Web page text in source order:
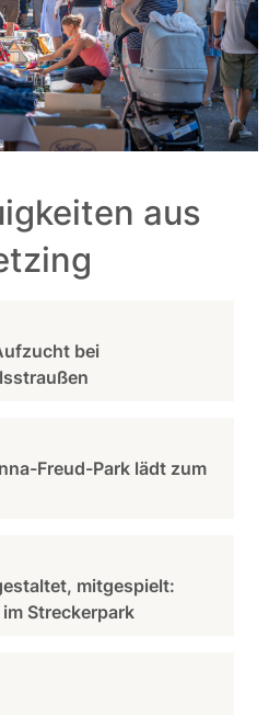
aus
bei
Freud-Park lädt zum
mitgespielt:
Streckerpark